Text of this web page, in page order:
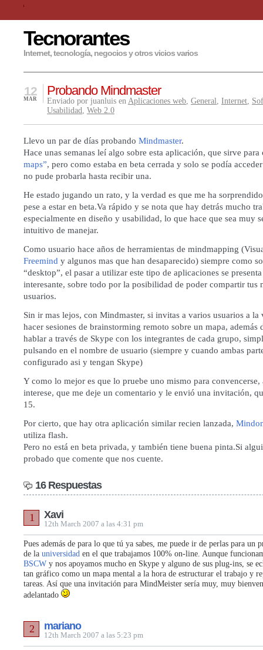
Tecnorantes
Internet, tecnología, negocios y otros vicios varios
Probando Mindmaster
12
MAR Enviado por juanluis en Aplicaciones web, General, Internet,
Usabilidad, Web 2.0
Llevo un par de días probando Mindmaster.
Hace unas semanas leí algo sobre esta aplicación, que sirve
maps”, pero como estaba en beta cerrada y solo se podía
no pude probarla hasta recibir una.
He estado jugando un rato, y la verdad es que me ha
pese a estar en beta.Va rápido y se nota que hay detrás mucho
especialmente en diseño y usabilidad, lo que hace que sea muy
intuitivo de manejar.
Como usuario hace años de herramientas de mindmapping
Freemind y algunos mas que han desaparecido) siempre como
“desktop”, el pasar a utilizar este tipo de aplicaciones se
interesante, sobre todo por la posibilidad de poder compartir tus
usuarios.
Sin ir mas lejos, con Mindmaster, si invitas a varios usuarios a la
hacer sesiones de brainstorming remoto sobre un mapa, además
hablar a través de Skype con los integrantes de cada grupo,
pulsando en el nombre de usuario (siempre y cuando ambas
configurado asi y tengan Skype)
Y como lo mejor es que lo pruebe uno mismo para convencerse,
interese, que me deje un comentario y le envió una invitación,
15.
Por cierto, que hay otra aplicación similar recien lanzada,
utiliza flash.
Pero no está en beta privada, y también tiene buena pinta.Si
probado que comente que nos cuente.
16 Respuestas
Xavi
12th March 2007 a las 4:31 pm
1
Pues además de para lo que tú ya sabes, me puede ir de perlas para un
de la universidad en el que trabajamos 100% on-line. Aunque
BSCW y nos apoyamos mucho en Skype y alguno de sus plug-ins, se
tan gráfico como un mapa mental a la hora de estructurar el trabajo y
tareas. Así que una invitación para MindMeister sería muy, muy
adelantado
mariano
12th March 2007 a las 5:23 pm
2